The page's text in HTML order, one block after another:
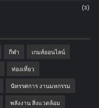
(3)
กีฬา เกมส์ออนไลน์
ท่องเที่ยว
นิทรรศการ งานมหกรรม
พลังงาน สิ่งแวดล้อม